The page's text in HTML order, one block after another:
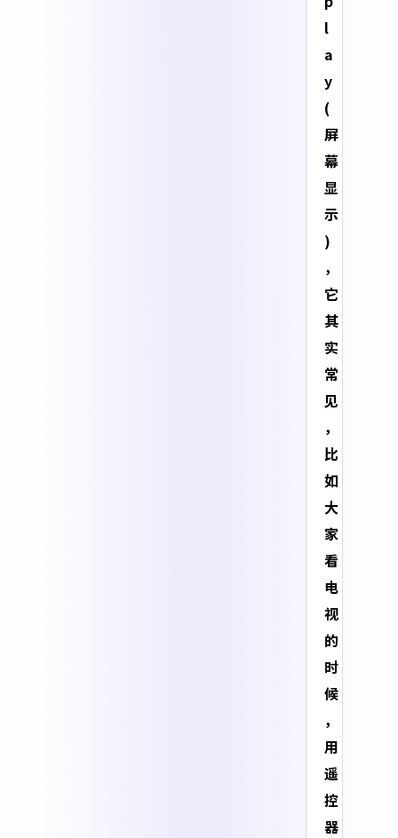
l
a
y
(
屏
幕
显
示
)
，
它
其
实
常
见
，
比
如
大
家
看
电
视
的
时
候
，
用
遥
控
器